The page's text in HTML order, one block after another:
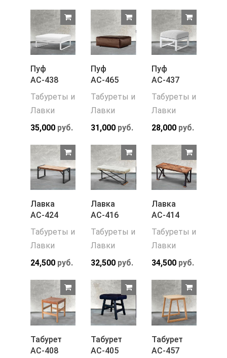
Пуф
АС-438
Табуреты и
Лавки
35,000 руб.
Пуф
АС-465
Табуреты и
Лавки
31,000 руб.
Пуф
АС-437
Табуреты и
Лавки
28,000руб.
Лавка
АС-424
Табуреты и
Лавки
24,500 руб.
Лавка
АС-416
Табуреты и
Лавки
32,500 руб.
Лавка
АС-414
Табуреты и
Лавки
34,500руб.
Табурет
АС-408
Табурет
АС-405
Табурет
АС-457